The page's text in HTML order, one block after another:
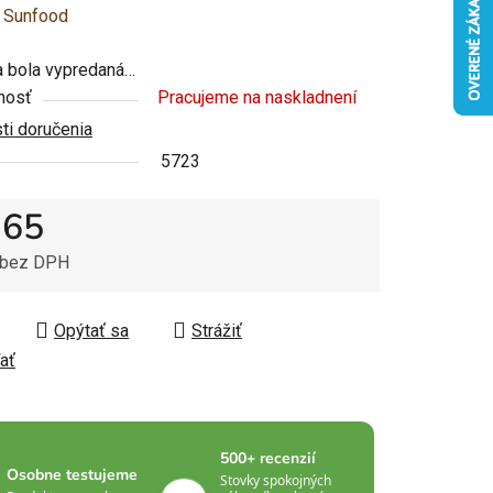
Sunfood
bola vypredaná…
Pracujeme na naskladnení
doručenia
5723
DPH
Opýtať sa
Strážiť
Osobne testujeme
500+ recenzií
Stovky spokojných